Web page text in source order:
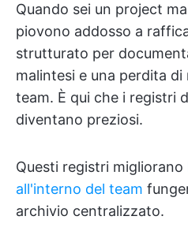
Quando sei un project
piovono addosso a
strutturato per
malintesi e una perdita
team. È qui che i registri
diventano preziosi.
Questi registri migliorano
all'interno del team
archivio centralizzato.